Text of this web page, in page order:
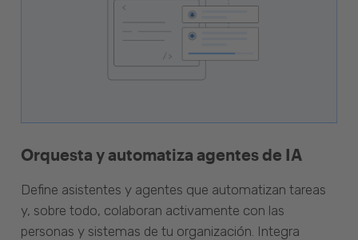
Orquesta y automatiza agentes de IA
Define asistentes y agentes que automatizan tareas
y, sobre todo, colaboran activamente con las
personas y sistemas de tu organización. Integra